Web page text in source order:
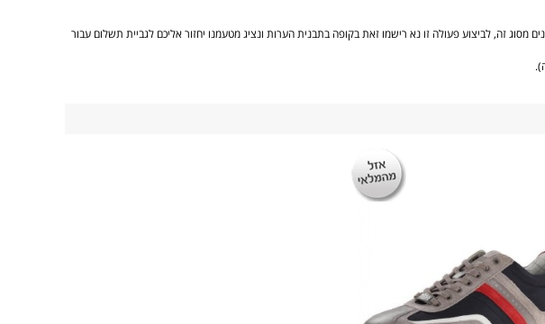
בתיקונים מסוג זה, לביצוע פעולה זו נא רישמו זאת בקופה בתבנית הערות ונציג מטעמנו יחזור אליכם לגביית תשלום עבור